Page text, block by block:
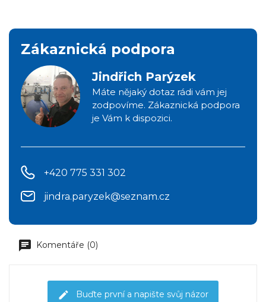
Zákaznická podpora
Jindřich Parýzek
Máte nějaký dotaz rádi vám jej
zodpovíme. Zákaznická podpora
je Vám k dispozici.
+420 775 331 302
jindra.paryzek@seznam.cz
Komentáře (0)
Buďte první a napište svůj názor